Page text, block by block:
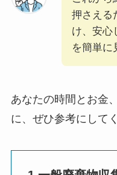
押さえる
け、安心
を簡単に
あなたの時間とお金
に、ぜひ参考にして